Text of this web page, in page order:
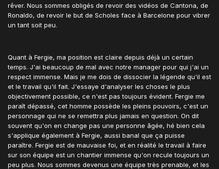
rêver. Nous sommes obligés de revoir des vidéos de Cantona, de
Ronaldo, de revoir le but de Scholes face à Barcelone pour vibrer
un tant soit peu.
Quant à Fergie, ma position est claire depuis déjà un certain
temps. J'ai beaucoup de mal avec notre manager pour qui j'ai un
respect immense. Mais je me dois de dissocier la légende qu'il est
et le travail qu'il fait. J'essaye d'analyser les choses le plus
objectivement possible, ce n'est pas toujours évident. Fergie me
paraît dépassé, cet homme possède les pleins pouvoirs, c'est un
personnage qui ne se remettra plus jamais en question. On dit
souvent qu'on en change pas une personne âgée, hé bien cela
s'applique également à Fergie, aussi banal que ça puisse
paraître. Fergie est de mauvaise foi, et en réalité le travail à faire
sur son équipe est un chantier immense qu'on recule toujours un
peu plus. Nous sommes devenus une équipe très prenable, et les